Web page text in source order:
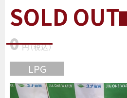
SOLD OUT
0 円（税込）
LPG